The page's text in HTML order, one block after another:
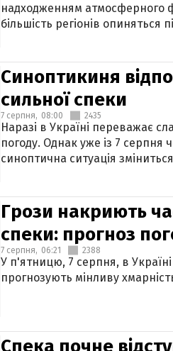
надходженням атмосферного
більшість регіонів
Синоптикиня
сильної спеки
7 серпня, 08:00 2435
Наразі в Україні переважає
погоду. Однак уже із 7
синоптична ситуація
Грози накриють
спеки: прогноз
7 серпня, 06:21 2388
У п'ятницю, 7 серпня, в
прогнозують мінливу
Спека почне